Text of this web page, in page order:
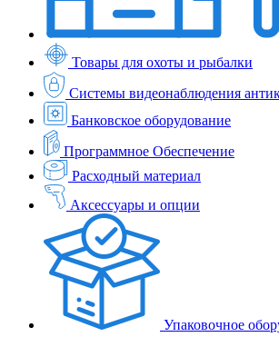
Товары для охоты и рыбалки
Системы видеонаблюдения
Банковское оборудование
Программное Обеспечение
Расходный материал
Аксессуары и опции
Упаковочное